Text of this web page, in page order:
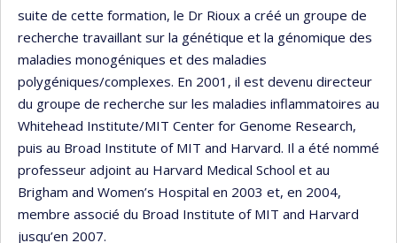
suite de cette formation, le Dr Rioux a créé un groupe de
recherche travaillant sur la génétique et la génomique des
maladies monogéniques et des maladies
polygéniques/complexes. En 2001, il est devenu directeur
du groupe de recherche sur les maladies inflammatoires au
Whitehead Institute/MIT Center for Genome Research,
puis au Broad Institute of MIT and Harvard. Il a été nommé
professeur adjoint au Harvard Medical School et au
Brigham and Women’s Hospital en 2003 et, en 2004,
membre associé du Broad Institute of MIT and Harvard
jusqu’en 2007.